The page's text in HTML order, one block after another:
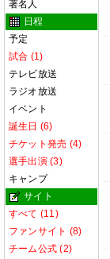
著名人
日程
予定
試合 (1)
テレビ放送
ラジオ放送
イベント
誕生日 (6)
チケット発売 (4)
選手出演 (3)
キャンプ
サイト
すべて (11)
ファンサイト (8)
チーム公式 (2)